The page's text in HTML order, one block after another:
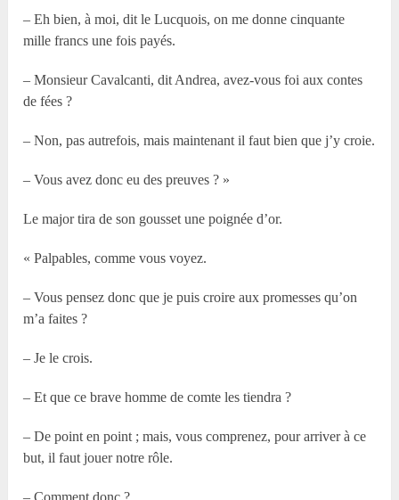
– Eh bien, à moi, dit le Lucquois, on me donne cinquante
mille francs une fois payés.
– Monsieur Cavalcanti, dit Andrea, avez-vous foi aux contes
de fées ?
– Non, pas autrefois, mais maintenant il faut bien que j’y croie.
– Vous avez donc eu des preuves ? »
Le major tira de son gousset une poignée d’or.
« Palpables, comme vous voyez.
– Vous pensez donc que je puis croire aux promesses qu’on
m’a faites ?
– Je le crois.
– Et que ce brave homme de comte les tiendra ?
– De point en point ; mais, vous comprenez, pour arriver à ce
but, il faut jouer notre rôle.